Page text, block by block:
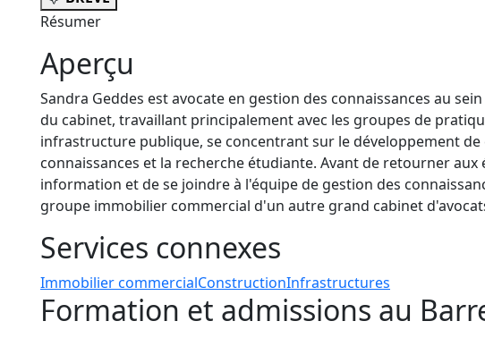
Résumer
Aperçu
Sandra Geddes est avocate en gestion des connaissances au
du cabinet, travaillant principalement avec les groupes de
infrastructure publique, se concentrant sur le développement
connaissances et la recherche étudiante. Avant de retourner
information et de se joindre à l'équipe de gestion des
groupe immobilier commercial d'un autre grand cabinet
Services connexes
Immobilier commercialConstructionInfrastructures
Formation et admissions au